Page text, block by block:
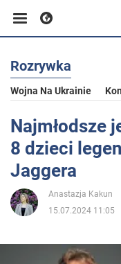
Biznes
Sport
Rozrywka
Życie
Rozrywka
Wojna Na Ukrainie
Najmłodsze
8 dzieci
Jaggera
Anastazja Kakun
15.07.2024 11:05